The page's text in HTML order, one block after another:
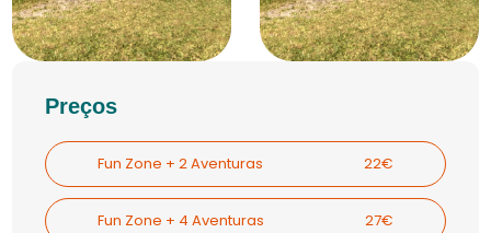
Preços
Fun Zone + 2 Aventuras 22€
Fun Zone + 4 Aventuras 27€